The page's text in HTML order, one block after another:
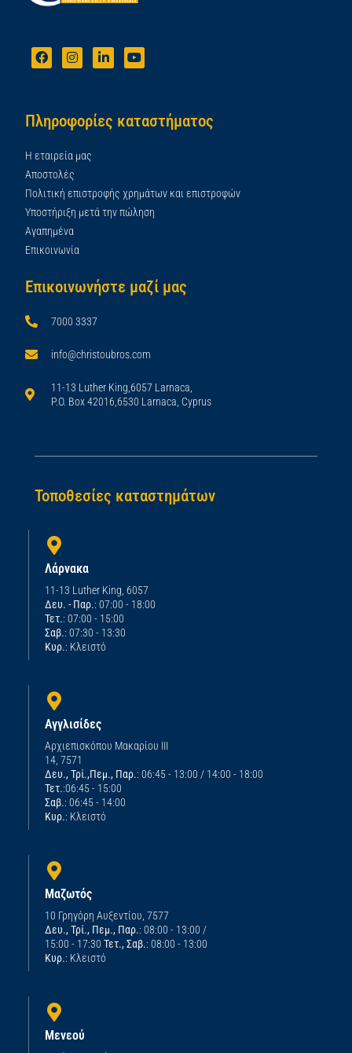
Πληροφορίες καταστήματος
Η εταιρεία μας
Αποστολές
Πολιτική επιστροφής χρημάτων και επιστροφών
Υποστήριξη μετά την πώληση
Αγαπημένα
Επικοινωνία
Επικοινωνήστε μαζί μας
7000 3337
info@christoubros.com
11-13 Luther King,6057 Larnaca,
P.O. Box 42016,6530 Larnaca, Cyprus
Τοποθεσίες καταστημάτων
Λάρνακα
11-13 Luther King, 6057
Δευ. - Παρ.: 07:00 - 18:00
Τετ.: 07:00 - 15:00
Σαβ.: 07:30 - 13:30
Κυρ.: Κλειστό
Αγγλισίδες
Αρχιεπισκόπου Μακαρίου ΙΙΙ
14, 7571
Δευ., Τρί.,Πεμ., Παρ.: 06:45 - 13:00 / 14:00 - 18:00
Τετ.:06:45 - 15:00
Σαβ.: 06:45 - 14:00
Κυρ.: Κλειστό
Μαζωτός
10 Γρηγόρη Αυξεντίου, 7577
Δευ., Τρί., Πεμ., Παρ.: 08:00 - 13:00 /
15:00 - 17:30 Τετ., Σαβ.: 08:00 - 13:00
Κυρ.: Κλειστό
Μενεού